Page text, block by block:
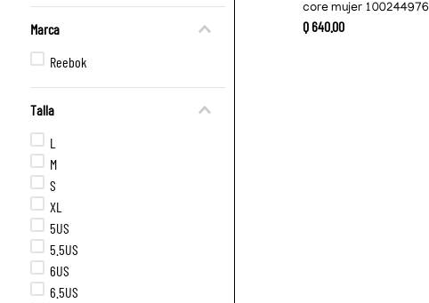
Marca
Reebok
Talla
L
M
S
XL
5US
5.5US
6US
6.5US
core mujer 100244976
Q64000